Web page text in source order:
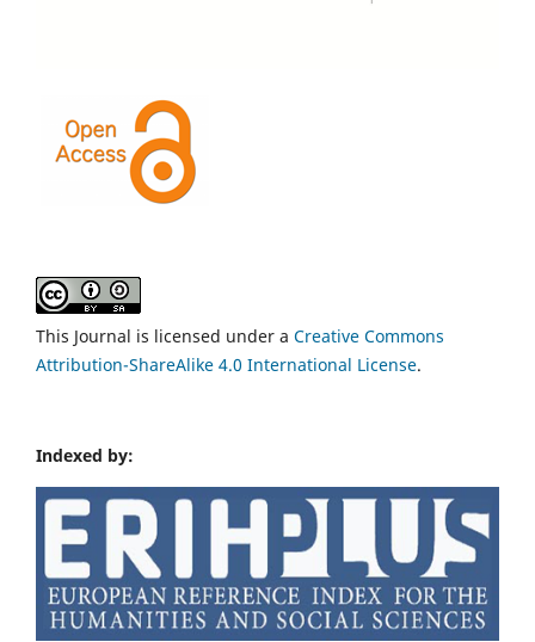
This Journal is licensed under a Creative Commons
Attribution-ShareAlike 4.0 International License.
Indexed by: